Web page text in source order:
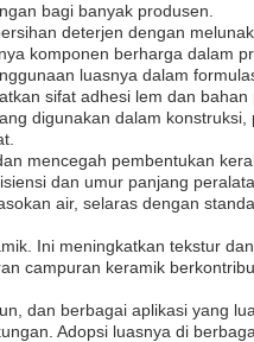
bagi banyak produsen.
deterjen dengan
komponen berharga dalam
luasnya dalam
sifat adhesi lem dan bahan
digunakan dalam konstruksi,
mencegah pembentukan
dan umur panjang
air, selaras dengan
Ini meningkatkan tekstur
campuran keramik
dan berbagai aplikasi yang
Adopsi luasnya di